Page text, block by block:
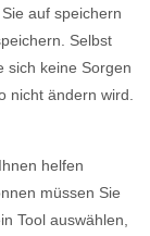
auf speichern
Selbst
sich keine Sorgen
nicht ändern wird.
helfen
müssen Sie
Tool auswählen,